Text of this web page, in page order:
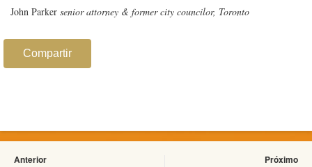
John Parker senior attorney & former city councilor, Toronto
Compartir
Anterior Próximo